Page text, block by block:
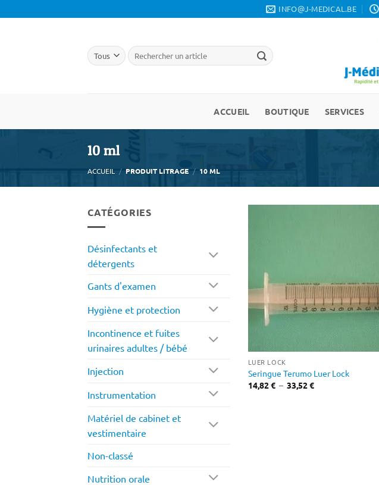
au
INFO@J-MEDICAL.BE
ACCUEIL BOUTIQUE SERVICES
10 ml
ACCUEIL / PRODUIT LITRAGE / 10 ML
CATÉGORIES
Désinfectants et
détergents
Gants d'examen
Hygiène et protection
Incontinence et fuites
urinaires adultes / bébé
Injection
Instrumentation
Matériel de cabinet et
vestimentaire
Non-classé
Nutrition orale
LUER LOCK
Seringue Terumo Luer Lock
14,82€ – 33,52€Plage